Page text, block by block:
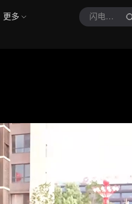
更多 闪电新闻